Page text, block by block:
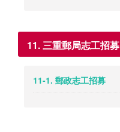
11. 三重郵局志工招募
11-1. 郵政志工招募